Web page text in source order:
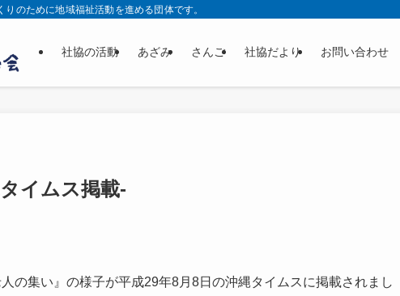
のために地域福祉活動を進める団体です。
社協の活動 あざみ さんご 社協だより お問い合わせ
イムス掲載-
人の集い』の様子が平成29年8月8日の沖縄タイムスに掲載されまし